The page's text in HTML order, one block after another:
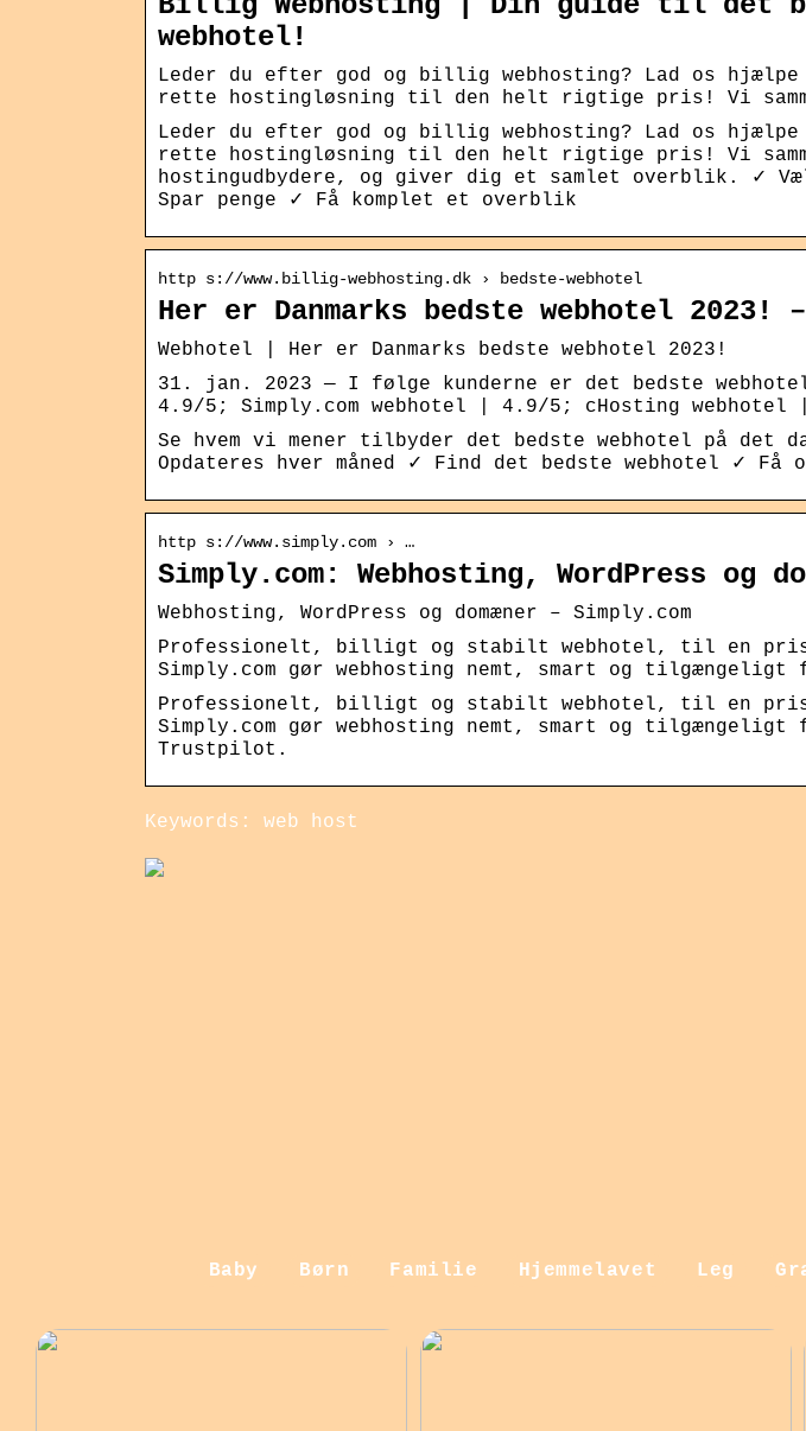
webhotel!
Leder du efter god og billig webhosting? Lad os
rette hostingløsning til den helt rigtige pris! Vi
Leder du efter god og billig webhosting? Lad os
rette hostingløsning til den helt rigtige pris! Vi
hostingudbydere, og giver dig et samlet overblik. ✓
Spar penge ✓ Få komplet et overblik
http s://www.billig-webhosting.dk › bedste-webhotel
Her er Danmarks bedste webhotel
Webhotel | Her er Danmarks bedste webhotel 2023!
31. jan. 2023 — I følge kunderne er det bedste
4.9/5; Simply.com webhotel | 4.9/5; cHosting webhotel
Se hvem vi mener tilbyder det bedste webhotel på det
Opdateres hver måned ✓ Find det bedste webhotel ✓ Få
http s://www.simply.com › …
Simply.com: Webhosting, WordPress og
Webhosting, WordPress og domæner – Simply.com
Professionelt, billigt og stabilt webhotel, til en pris
Simply.com gør webhosting nemt, smart og
Professionelt, billigt og stabilt webhotel, til en pris
Simply.com gør webhosting nemt, smart og
Trustpilot.
Keywords: web host
Baby Børn Familie Hjemmelavet Leg